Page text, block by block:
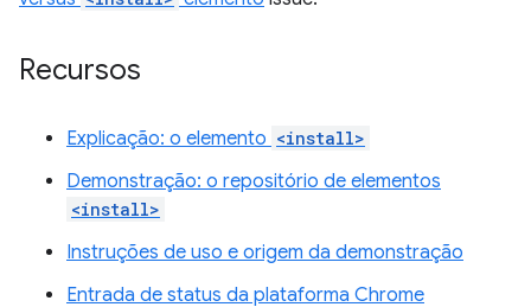
Recursos
Explicação: o elemento <install>
Demonstração: o repositório de elementos
<install>
Instruções de uso e origem da demonstração
Entrada de status da plataforma Chrome